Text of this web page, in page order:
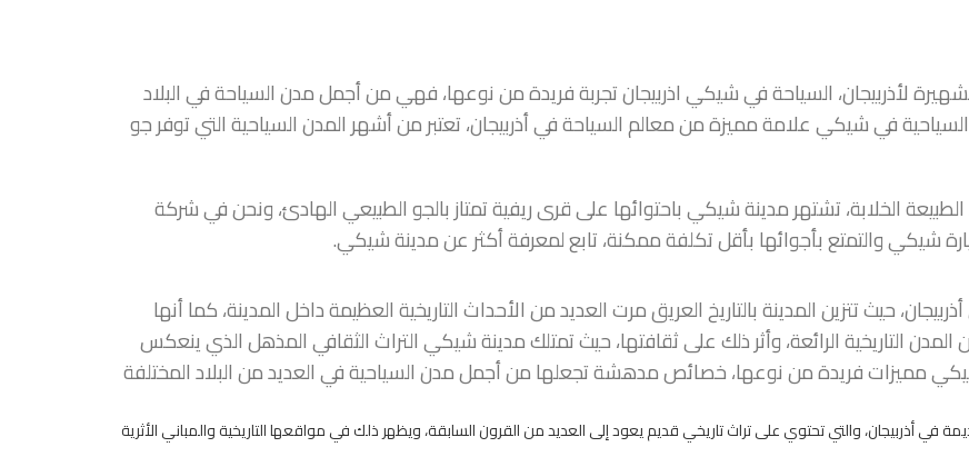
لأذربيجان، السياحة في شيكي اذربيجان تجربة فريدة من نوعها، فهي من أجمل مدن السياحة في البلاد
السياحية في شيكي علامة مميزة من معالم السياحة في أذربيجان، تعتبر من أشهر المدن السياحية التي توفر جو
الخلابة، تشتهر مدينة شيكي باحتوائها على قرى ريفية تمتاز بالجو الطبيعي الهادئ، ونحن في شركة
شيكي والتمتع بأجوائها بأقل تكلفة ممكنة، تابع لمعرفة أكثر عن مدينة شيكي.
حيث تتزين المدينة بالتاريخ العريق مرت العديد من الأحداث التاريخية العظيمة داخل المدينة، كما أنها
التاريخية الرائعة، وأثر ذلك على ثقافتها، حيث تمتلك مدينة شيكي التراث الثقافي المذهل الذي ينعكس
مميزات فريدة من نوعها، خصائص مدهشة تجعلها من أجمل مدن السياحية في العديد من البلاد المختلفة
في أذربيجان، والتي تحتوي على تراث تاريخي قديم يعود إلى العديد من القرون السابقة، ويظهر ذلك في مواقعها التاريخية والمباني الأثرية